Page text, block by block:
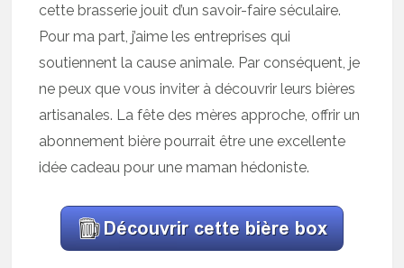
cette brasserie jouit d’un savoir-faire séculaire.
Pour ma part, j’aime les entreprises qui
soutiennent la cause animale. Par conséquent, je
ne peux que vous inviter à découvrir leurs bières
artisanales. La fête des mères approche, offrir un
abonnement bière pourrait être une excellente
idée cadeau pour une maman hédoniste.